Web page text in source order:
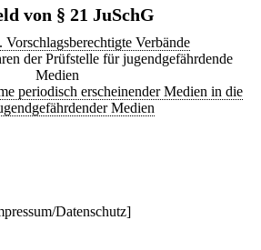
von § 21 JuSchG
Vorschlagsberechtigte Verbände
der Prüfstelle für jugendgefährdende
Medien
periodisch erscheinender Medien in die
Medien
Datenschutz]